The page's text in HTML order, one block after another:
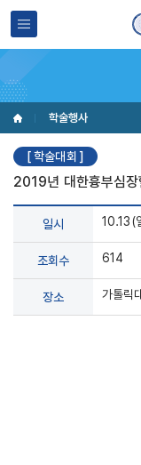
학술행사
[ 학술대회 ]
2019년 대한흉부심장
일시 10.13(
조회수 614
장소 가톨릭